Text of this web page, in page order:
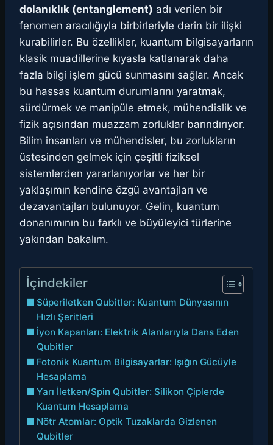
dolanıklık (entanglement) adı verilen bir
fenomen aracılığıyla birbirleriyle derin bir ilişki
kurabilirler. Bu özellikler, kuantum bilgisayarların
klasik muadillerine kıyasla katlanarak daha
fazla bilgi işlem gücü sunmasını sağlar. Ancak
bu hassas kuantum durumlarını yaratmak,
sürdürmek ve manipüle etmek, mühendislik ve
fizik açısından muazzam zorluklar barındırıyor.
Bilim insanları ve mühendisler, bu zorlukların
üstesinden gelmek için çeşitli fiziksel
sistemlerden yararlanıyorlar ve her bir
yaklaşımın kendine özgü avantajları ve
dezavantajları bulunuyor. Gelin, kuantum
donanımının bu farklı ve büyüleyici türlerine
yakından bakalım.
İçindekiler
Süperiletken Qubitler: Kuantum Dünyasının
Hızlı Şeritleri
İyon Kapanları: Elektrik Alanlarıyla Dans Eden
Qubitler
Fotonik Kuantum Bilgisayarlar: Işığın Gücüyle
Hesaplama
Yarı İletken/Spin Qubitler: Silikon Çiplerde
Kuantum Hesaplama
Nötr Atomlar: Optik Tuzaklarda Gizlenen
Qubitler